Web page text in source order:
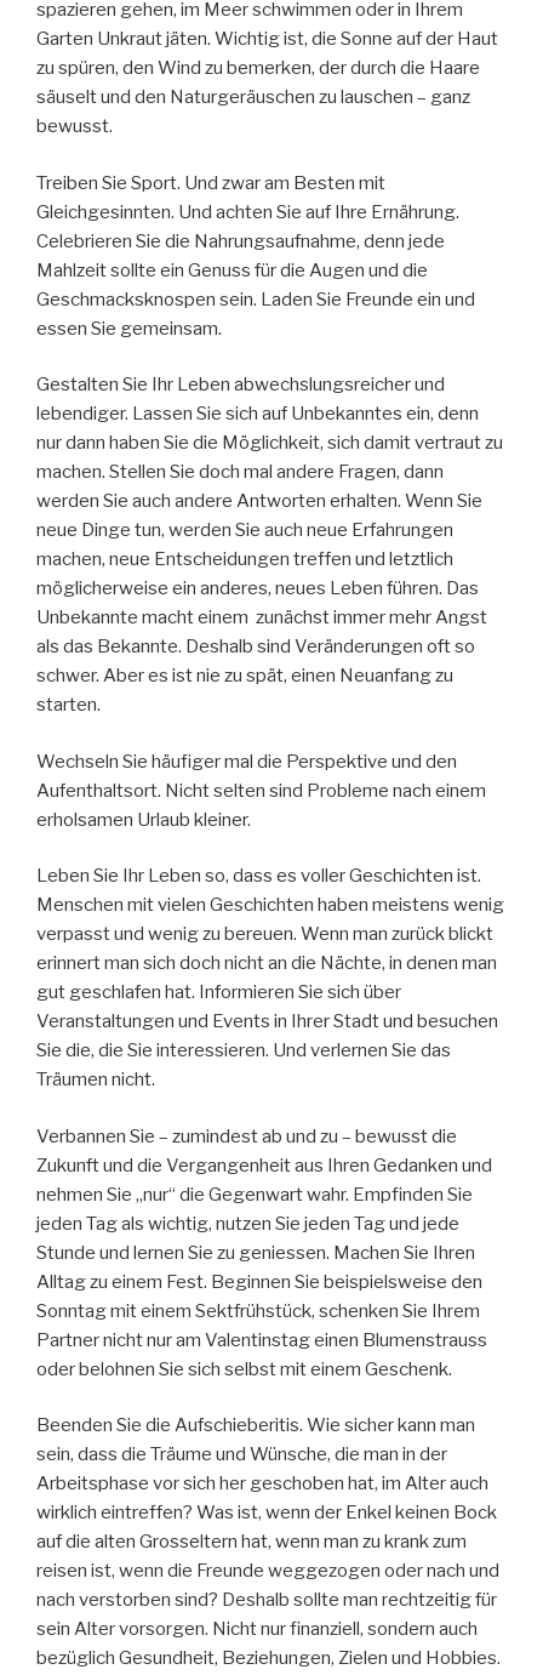
spazieren gehen, im Meer schwimmen oder in Ihrem
Garten Unkraut jäten. Wichtig ist, die Sonne auf der Haut
zu spüren, den Wind zu bemerken, der durch die Haare
säuselt und den Naturgeräuschen zu lauschen – ganz
bewusst.
Treiben Sie Sport. Und zwar am Besten mit
Gleichgesinnten. Und achten Sie auf Ihre Ernährung.
Celebrieren Sie die Nahrungsaufnahme, denn jede
Mahlzeit sollte ein Genuss für die Augen und die
Geschmacksknospen sein. Laden Sie Freunde ein und
essen Sie gemeinsam.
Gestalten Sie Ihr Leben abwechslungsreicher und
lebendiger. Lassen Sie sich auf Unbekanntes ein, denn
nur dann haben Sie die Möglichkeit, sich damit vertraut zu
machen. Stellen Sie doch mal andere Fragen, dann
werden Sie auch andere Antworten erhalten. Wenn Sie
neue Dinge tun, werden Sie auch neue Erfahrungen
machen, neue Entscheidungen treffen und letztlich
möglicherweise ein anderes, neues Leben führen. Das
Unbekannte macht einem zunächst immer mehr Angst
als das Bekannte. Deshalb sind Veränderungen oft so
schwer. Aber es ist nie zu spät, einen Neuanfang zu
starten.
Wechseln Sie häufiger mal die Perspektive und den
Aufenthaltsort. Nicht selten sind Probleme nach einem
erholsamen Urlaub kleiner.
Leben Sie Ihr Leben so, dass es voller Geschichten ist.
Menschen mit vielen Geschichten haben meistens wenig
verpasst und wenig zu bereuen. Wenn man zurück blickt
erinnert man sich doch nicht an die Nächte, in denen man
gut geschlafen hat. Informieren Sie sich über
Veranstaltungen und Events in Ihrer Stadt und besuchen
Sie die, die Sie interessieren. Und verlernen Sie das
Träumen nicht.
Verbannen Sie – zumindest ab und zu – bewusst die
Zukunft und die Vergangenheit aus Ihren Gedanken und
nehmen Sie „nur“ die Gegenwart wahr. Empfinden Sie
jeden Tag als wichtig, nutzen Sie jeden Tag und jede
Stunde und lernen Sie zu geniessen. Machen Sie Ihren
Alltag zu einem Fest. Beginnen Sie beispielsweise den
Sonntag mit einem Sektfrühstück, schenken Sie Ihrem
Partner nicht nur am Valentinstag einen Blumenstrauss
oder belohnen Sie sich selbst mit einem Geschenk.
Beenden Sie die Aufschieberitis. Wie sicher kann man
sein, dass die Träume und Wünsche, die man in der
Arbeitsphase vor sich her geschoben hat, im Alter auch
wirklich eintreffen? Was ist, wenn der Enkel keinen Bock
auf die alten Grosseltern hat, wenn man zu krank zum
reisen ist, wenn die Freunde weggezogen oder nach und
nach verstorben sind? Deshalb sollte man rechtzeitig für
sein Alter vorsorgen. Nicht nur finanziell, sondern auch
bezüglich Gesundheit, Beziehungen, Zielen und Hobbies.